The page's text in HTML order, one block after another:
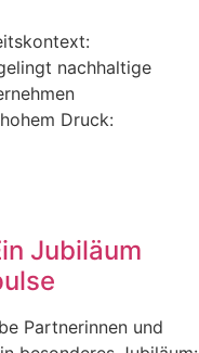
nachhaltige
Druck:
Jubiläum
Partnerinnen und